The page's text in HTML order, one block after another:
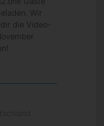
Wir
die Video-